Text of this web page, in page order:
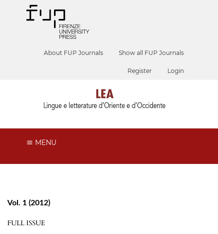
About FUP Journals Show all FUP Journals
Register Login
MENU
Vol. 1 (2012)
FULL ISSUE